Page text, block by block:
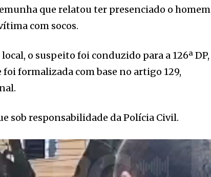
que relatou ter presenciado o homem
com socos.
o suspeito foi conduzido para a 126ª DP,
formalizada com base no artigo 129,
sob responsabilidade da Polícia Civil.